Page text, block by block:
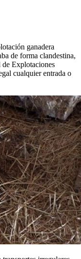
ganadera
de forma clandestina,
de Explotaciones
cualquier entrada o